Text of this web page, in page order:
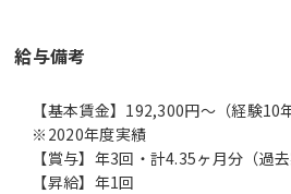
給与備考
【基本賃金】192,300円～（経験10
※2020年度実績
【賞与】年3回・計4.35ヶ月分（過去
【昇給】年1回